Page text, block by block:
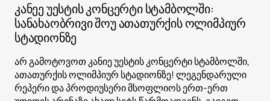
კანეე უესტის კონცერტი სტამბოლში:
სანახაობრივი შოუ ათათურქის ოლიმპიურ
სტადიონზე
არ გამოტოვოთ კანიე უესტის კონცერტი სტამბოლში,
ათათურქის ოლიმპიურ სტადიონზე! ლეგენდარული
რეპერი და პროდიუსერი მსოფლიოს ერთ-ერთ